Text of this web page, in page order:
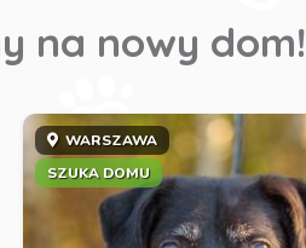
na nowy dom!
WARSZAWA
SZUKA DOMU